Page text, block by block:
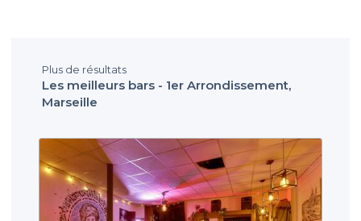
Plus de résultats
Les meilleurs bars - 1er Arrondissement,
Marseille